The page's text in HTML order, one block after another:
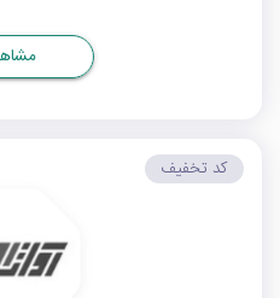
کد تخفیف